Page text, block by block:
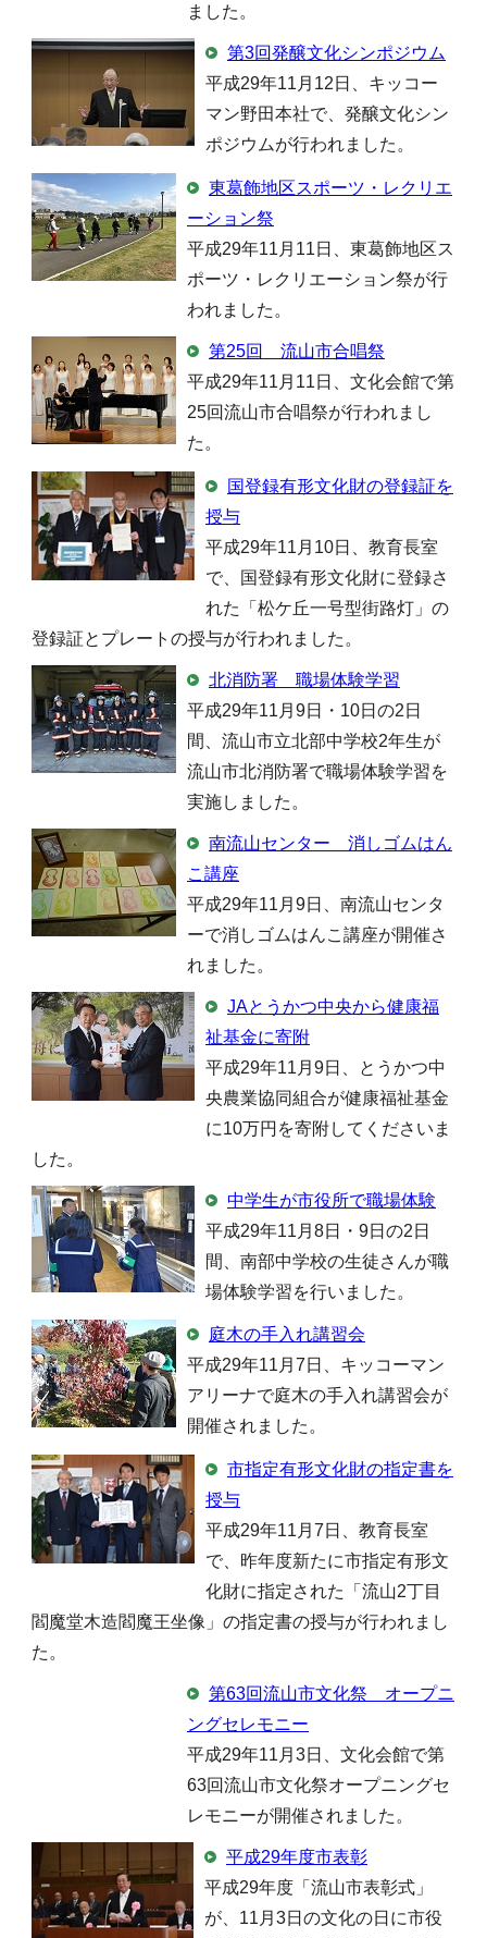
ました。
第3回発醸文化シンポジウム
平成29年11月12日、キッコー
マン野田本社で、発醸文化シン
ポジウムが行われました。
東葛飾地区スポーツ・レクリエ
ーション祭
平成29年11月11日、東葛飾地区ス
ポーツ・レクリエーション祭が行
われました。
第25回 流山市合唱祭
平成29年11月11日、文化会館で第
25回流山市合唱祭が行われまし
た。
国登録有形文化財の登録証を
授与
平成29年11月10日、教育長室
で、国登録有形文化財に登録さ
れた「松ケ丘一号型街路灯」の
登録証とプレートの授与が行われました。
北消防署 職場体験学習
平成29年11月9日・10日の2日
間、流山市立北部中学校2年生が
流山市北消防署で職場体験学習を
実施しました。
南流山センター 消しゴムはん
こ講座
平成29年11月9日、南流山センタ
ーで消しゴムはんこ講座が開催さ
れました。
JAとうかつ中央から健康福
祉基金に寄附
平成29年11月9日、とうかつ中
央農業協同組合が健康福祉基金
に10万円を寄附してくださいま
した。
中学生が市役所で職場体験
平成29年11月8日・9日の2日
間、南部中学校の生徒さんが職
場体験学習を行いました。
庭木の手入れ講習会
平成29年11月7日、キッコーマン
アリーナで庭木の手入れ講習会が
開催されました。
市指定有形文化財の指定書を
授与
平成29年11月7日、教育長室
で、昨年度新たに市指定有形文
化財に指定された「流山2丁目
閻魔堂木造閻魔王坐像」の指定書の授与が行われまし
た。
第63回流山市文化祭 オープニ
ングセレモニー
平成29年11月3日、文化会館で第
63回流山市文化祭オープニングセ
レモニーが開催されました。
平成29年度市表彰
平成29年度「流山市表彰式」
が、11月3日の文化の日に市役